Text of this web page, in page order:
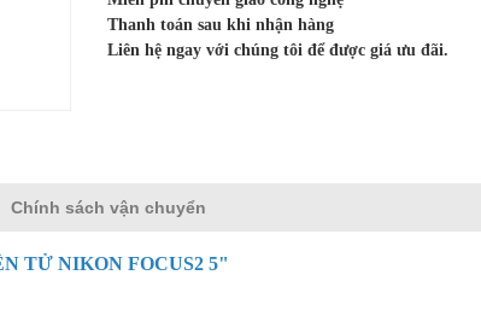
Thanh toán sau khi nhận hàng
Liên hệ ngay với chúng tôi để được giá ưu đãi.
Chính sách vận chuyển
TỬ NIKON FOCUS2 5"